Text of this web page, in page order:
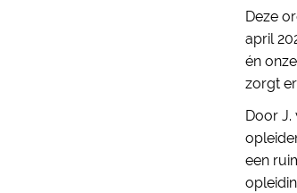
Deze
april
én
zorgt
Door
een